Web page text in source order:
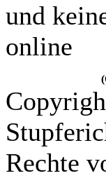
und
online
Rechte